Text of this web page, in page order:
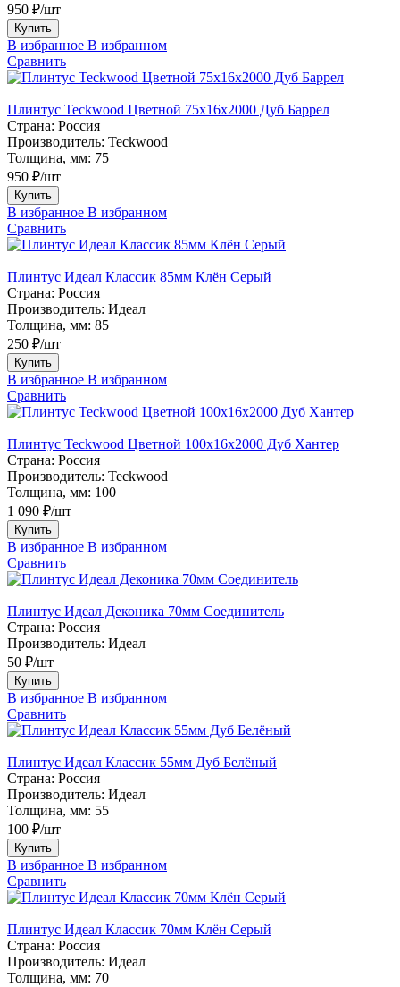
950 ₽/шт
Купить
В избранное В избранном
Сравнить
Плинтус Teckwood Цветной 75х16х2000 Дуб Баррел
Страна: Россия
Производитель: Teckwood
Толщина, мм: 75
950 ₽/шт
Купить
В избранное В избранном
Сравнить
Плинтус Идеал Классик 85мм Клён Серый
Страна: Россия
Производитель: Идеал
Толщина, мм: 85
250 ₽/шт
Купить
В избранное В избранном
Сравнить
Плинтус Teckwood Цветной 100x16х2000 Дуб Хантер
Страна: Россия
Производитель: Teckwood
Толщина, мм: 100
1 090 ₽/шт
Купить
В избранное В избранном
Сравнить
Плинтус Идеал Деконика 70мм Соединитель
Страна: Россия
Производитель: Идеал
50 ₽/шт
Купить
В избранное В избранном
Сравнить
Плинтус Идеал Классик 55мм Дуб Белёный
Страна: Россия
Производитель: Идеал
Толщина, мм: 55
100 ₽/шт
Купить
В избранное В избранном
Сравнить
Плинтус Идеал Классик 70мм Клён Серый
Страна: Россия
Производитель: Идеал
Толщина, мм: 70